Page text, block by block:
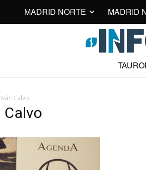
MADRID NORTE MADRID
Iván Calvo
Calvo